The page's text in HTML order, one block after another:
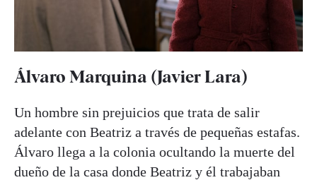
Álvaro Marquina (Javier Lara)
Un hombre sin prejuicios que trata de salir
adelante con Beatriz a través de pequeñas estafas.
Álvaro llega a la colonia ocultando la muerte del
dueño de la casa donde Beatriz y él trabajaban